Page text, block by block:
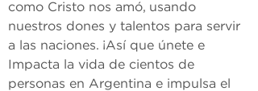
como Cristo nos amó, usando
nuestros dones y talentos para servir
a las naciones. ¡Así que únete e
Impacta la vida de cientos de
personas en Argentina e impulsa el